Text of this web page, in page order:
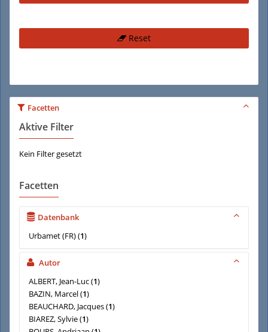
Reset
Facetten
Aktive Filter
Kein Filter gesetzt
Facetten
Datenbank
Urbamet (FR)(1)
Autor
ALBERT, Jean-Luc(1)
BAZIN, Marcel(1)
BEAUCHARD, Jacques(1)
BIAREZ, Sylvie(1)